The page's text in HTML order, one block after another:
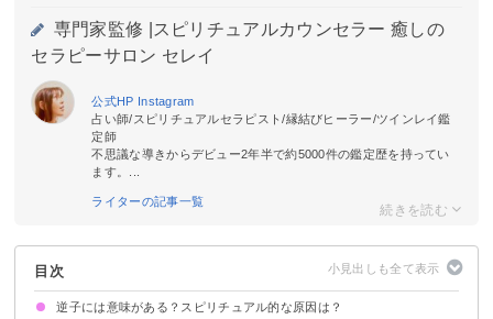
専門家監修 |
スピリチュアルカウンセラー 癒しの
セラピーサロン セレイ
公式HP Instagram
占い師/スピリチュアルセラピスト/縁結びヒーラー/ツインレイ鑑
定師
不思議な導きからデビュー2年半で約5000件の鑑定歴を持ってい
ます。...
ライターの記事一覧
目次
逆子には意味がある？スピリチュアル的な原因は？